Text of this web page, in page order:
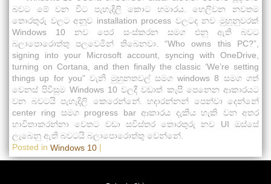
බවට මේ වන විට පැහැදිලි කොට හමාරය. හෙලිවන නවතම
තොරතුරු වලට අනූව installation process වලටද නව මුහුනුවරක්
Windows 10 නව පෙර සංස්කරන සමග එනු ඇති බවට
බලාපොරොත්තු පලවෙමින් තිබෙනවා. “Who owns this PC?”,
signing into your Microsoft account, syncing with OneDrive,
turning on Cortana, and then finally the classic ‘We’re setting
things up for you” වැනි මුහුනතවල් සමග windows 8 සමග ගත්
වෙනස් පිවිසුම Windows 10 වලදී වඩාත් කැපී පෙනෙන ආකාරයට
වන බවටයි පැහැදිලි කෙරෙන්නේ. හදාරන්නන් පෙන්වා දෙන්නේ
center ring සමග progress bar ආකාරය දැකිය හැකි වන අතර
භාවිතාකරන්නා වෙතට වඩා සවිස්තර තොරතුරු නව UI ඔස්සේ
ලැබෙනු ඇති බවටයි බලාපොරොත්තු වෙන්නේ.
Posted in Windows 10 |